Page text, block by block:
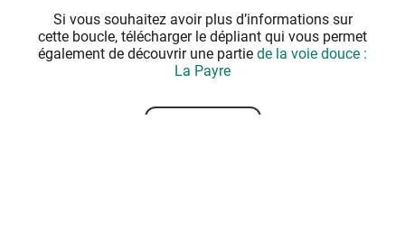
Si vous souhaitez avoir plus d’informations sur
cette boucle, télécharger le dépliant qui vous permet
également de découvrir une partie de la voie douce :
La Payre